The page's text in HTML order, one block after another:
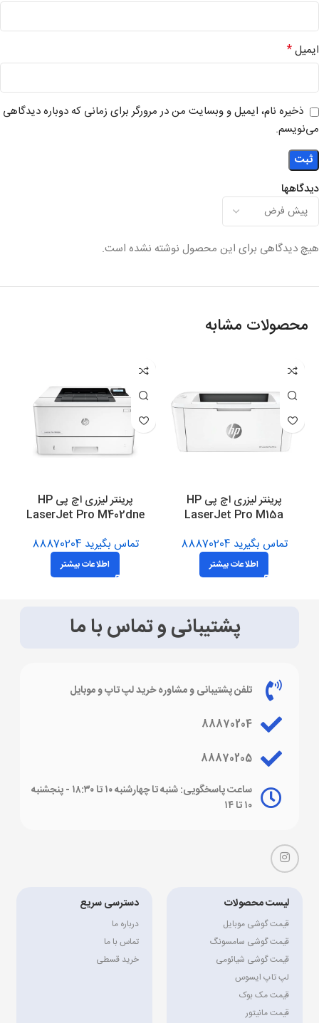
دیدگاهها
هیچ دیدگاهی برای این محصول نوشته نشده است.
ایمیل*
ذخیره نام، ایمیل و وبسایت من در مرورگر برای زمانی که دوباره دیدگاهی
می‌نویسم.
محصولات مشابه
پرینتر لیزری اچ پی HP
LaserJet Pro M15a
تماس بگیرید 88870204
اطلاعات بیشتر
پرینتر لیزری اچ پی HP
LaserJet Pro M402dne
تماس بگیرید 88870204
اطلاعات بیشتر
پشتیبانی و تماس با ما
تلفن پشتیبانی و مشاوره خرید لپ تاپ و موبایل
88870204
88870205
ساعت پاسخگویی: شنبه تا چهارشنبه ۱۰ تا ۱۸:۳۰ - پنجشنبه
۱۰ تا ۱۴
لیست محصولات
قیمت گوشی موبایل
قیمت گوشی سامسونگ
قیمت گوشی شیائومی
لپ تاپ ایسوس
قیمت مک بوک
قیمت مانیتور
دسترسی سریع
درباره ما
تماس با ما
خرید قسطی